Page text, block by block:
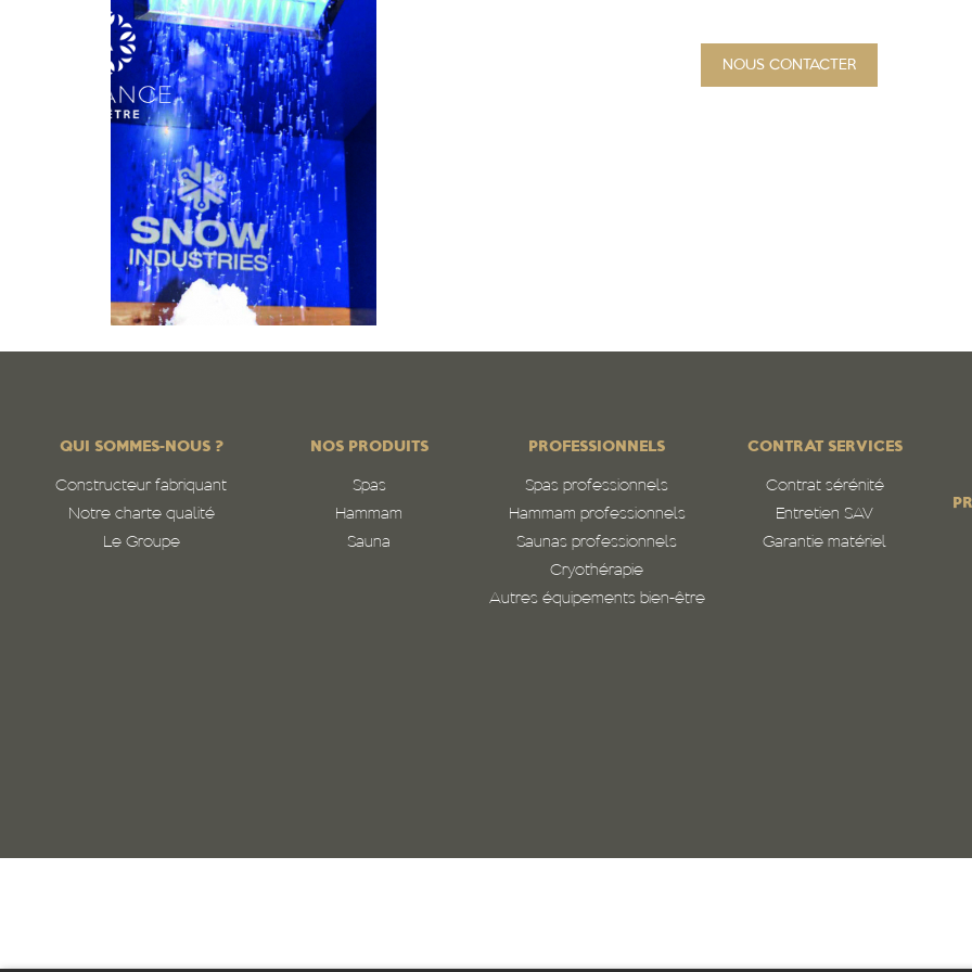
NOUS CONTACTER
QUI SOMMES-NOUS ?
Constructeur fabriquant
Notre charte qualité
Le Groupe
NOS PRODUITS
Spas
Hammam
Sauna
PROFESSIONNELS
Spas professionnels
Hammam professionnels
Saunas professionnels
Cryothérapie
Autres équipements bien-être
CONTRAT SERVICES
Contrat sérénité
Entretien SAV
Garantie matériel